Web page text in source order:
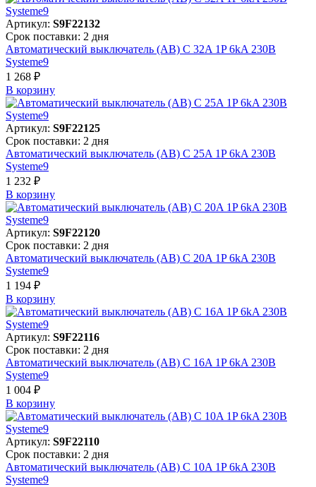
Артикул: S9F22132
Срок поставки: 2 дня
Автоматический выключатель (АВ) C 32A 1P 6kA 230В
Systeme9
1 268 ₽
В корзинy
Артикул: S9F22125
Срок поставки: 2 дня
Автоматический выключатель (АВ) C 25A 1P 6kA 230В
Systeme9
1 232 ₽
В корзинy
Артикул: S9F22120
Срок поставки: 2 дня
Автоматический выключатель (АВ) C 20A 1P 6kA 230В
Systeme9
1 194 ₽
В корзинy
Артикул: S9F22116
Срок поставки: 2 дня
Автоматический выключатель (АВ) C 16A 1P 6kA 230В
Systeme9
1 004 ₽
В корзинy
Артикул: S9F22110
Срок поставки: 2 дня
Автоматический выключатель (АВ) C 10A 1P 6kA 230В
Systeme9